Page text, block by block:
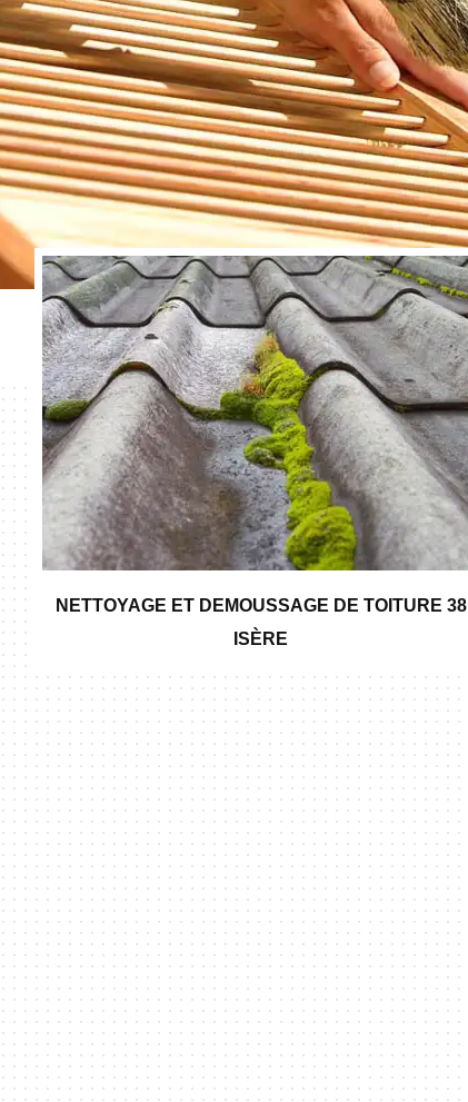
NETTOYAGE ET DEMOUSSAGE DE TOITURE 38
ISÈRE